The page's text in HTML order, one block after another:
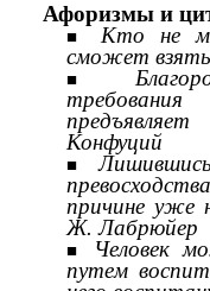
Афоризмы и
Кто не
сможет
Конфуций
причине уже
Ж. Лабрюйер
Человек
путем